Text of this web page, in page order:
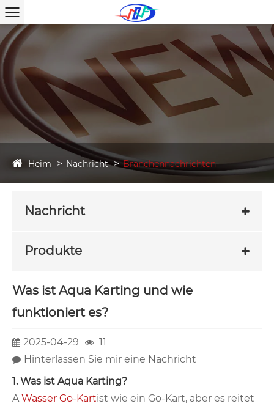
Heim Nachricht Branchennachrichten
Nachricht
Produkte
Was ist Aqua Karting und wie
funktioniert es?
2025-04-29
11
Hinterlassen Sie mir eine Nachricht
1. Was ist Aqua Karting?
AWasser Go-Kartist wie ein Go-Kart, aber es reitet